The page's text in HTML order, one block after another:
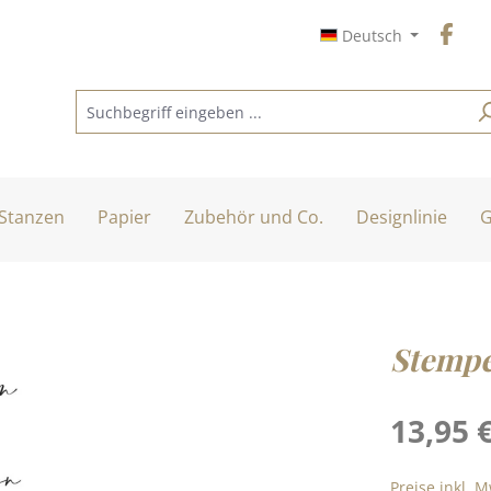
Deutsch
Stanzen Papier Zubehör und Co. Designlinie
Regulärer
13,95